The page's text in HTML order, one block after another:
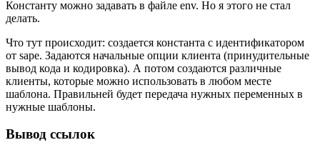
Константу можно задавать в файле env. Но я этого не стал
делать.
Что тут происходит: создается константа с идентификатором
от sape. Задаются начальные опции клиента (принудительные
вывод кода и кодировка). А потом создаются различные
клиенты, которые можно использовать в любом месте
шаблона. Правильней будет передача нужных переменных в
нужные шаблоны.
Вывод ссылок